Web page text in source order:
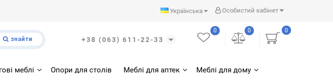
Особистий кабінет
Українська
знайти +38 (063) 611-22-33
0
0
0
меблі Опори для столів Меблі для аптек Меблі для дому